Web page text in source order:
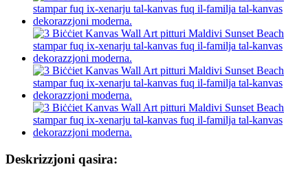
Deskrizzjoni qasira: